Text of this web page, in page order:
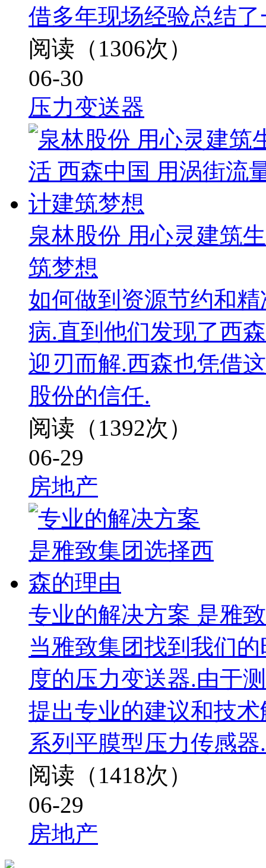
借多年现场经验总结
阅读（1306次）
06-30
压力变送器
泉林股份 用心灵建筑
筑梦想
如何做到资源节约和
病.直到他们发现了西
迎刃而解.西森也凭借
股份的信任.
阅读（1392次）
06-29
房地产
专业的解决方案 是雅
当雅致集团找到我们
度的压力变送器.由于
提出专业的建议和技
系列平膜型压力传感器.
阅读（1418次）
06-29
房地产